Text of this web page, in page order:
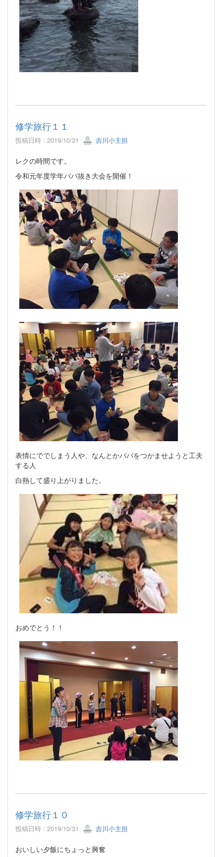
修学旅行１１
投稿日時 : 2019/10/31 吉川小主担
レクの時間です。
令和元年度学年ババ抜き大会を開催！
表情にででしまう人や、なんとかババをつかませようと工夫
する人
白熱して盛り上がりました。
おめでとう！！
修学旅行１０
投稿日時 : 2019/10/31 吉川小主担
おいしい夕飯にちょっと興奮